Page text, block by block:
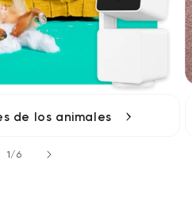
de los animales
1/de
6